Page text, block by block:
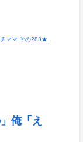
ママ その283★
俺「え